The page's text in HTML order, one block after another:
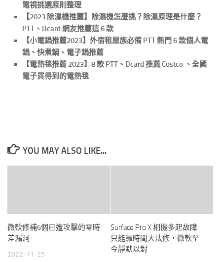
電視挑選原則整理
【2023 除濕機推薦】除濕機怎麼挑？除濕原理是什麼？
PTT、Dcard 網友推薦這 6 款
【小電鍋推薦2023】外宿租屋族必備 PTT 熱門 6 款個人電
鍋、快煮鍋、電子鍋推薦
【電熱毯推薦 2023】8 款 PTT、Dcard 推薦 Costco 、全國
電子買得到的電熱毯
YOU MAY ALSO LIKE...
微軟修補6個已遭攻擊的零時
差漏洞
2022-11-25
Surface Pro X 相機多起故障
只能靠時間大法修，微軟至
今靜默以對